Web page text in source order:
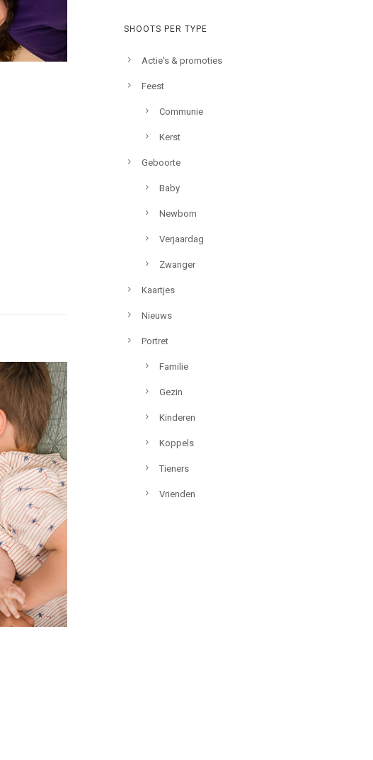
SHOOTS PER TYPE
Actie's & promoties
Feest
Communie
Kerst
Geboorte
Baby
Newborn
Verjaardag
Zwanger
Kaartjes
Nieuws
Portret
Familie
Gezin
Kinderen
Koppels
Tieners
Vrienden